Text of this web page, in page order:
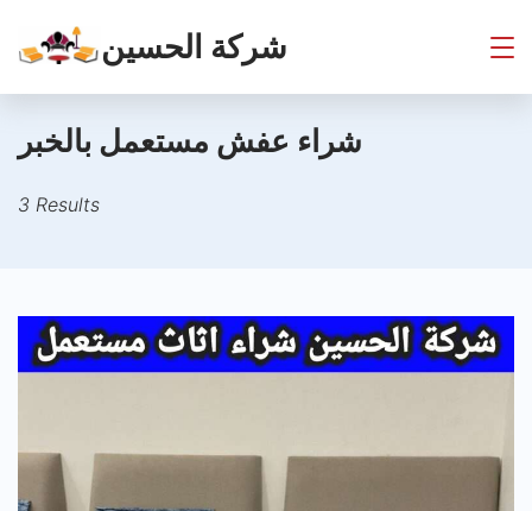
to
content
شركة الحسين
شراء عفش مستعمل بالخبر
3 Results